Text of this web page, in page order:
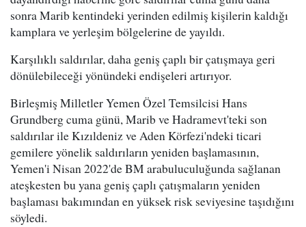
sonra Marib kentindeki yerinden edilmiş kişilerin kaldığı
kamplara ve yerleşim bölgelerine de yayıldı.
Karşılıklı saldırılar, daha geniş çaplı bir çatışmaya geri
dönülebileceği yönündeki endişeleri artırıyor.
Birleşmiş Milletler Yemen Özel Temsilcisi Hans
Grundberg cuma günü, Marib ve Hadramevt'teki son
saldırılar ile Kızıldeniz ve Aden Körfezi'ndeki ticari
gemilere yönelik saldırıların yeniden başlamasının,
Yemen'i Nisan 2022'de BM arabuluculuğunda sağlanan
ateşkesten bu yana geniş çaplı çatışmaların yeniden
başlaması bakımından en yüksek risk seviyesine taşıdığını
söyledi.